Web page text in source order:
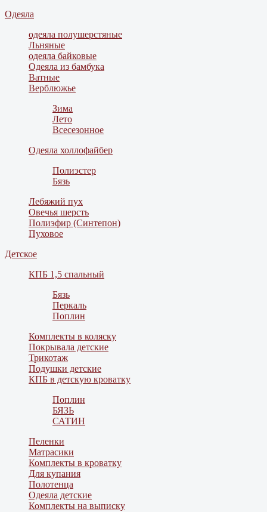
Одеяла
одеяла полушерстяные
Льняные
одеяла байковые
Одеяла из бамбука
Ватные
Верблюжье
Зима
Лето
Всесезонное
Одеяла холлофайбер
Полиэстер
Бязь
Лебяжий пух
Овечья шерсть
Полиэфир (Синтепон)
Пуховое
Детское
КПБ 1,5 спальный
Бязь
Перкаль
Поплин
Комплекты в коляску
Покрывала детские
Трикотаж
Подушки детские
КПБ в детскую кроватку
Поплин
БЯЗЬ
САТИН
Пеленки
Матрасики
Комплекты в кроватку
Для купания
Полотенца
Одеяла детские
Комплекты на выписку